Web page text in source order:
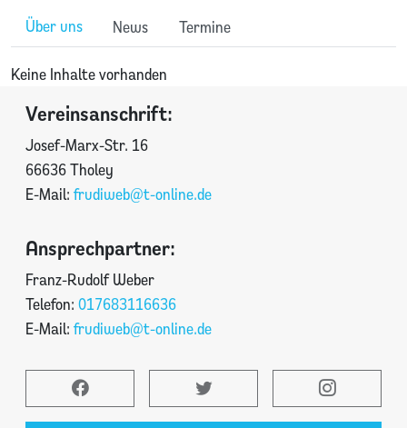
Über uns News Termine
Keine Inhalte vorhanden
Vereinsanschrift:
Josef-Marx-Str. 16
66636 Tholey
E-Mail: frudiweb@t-online.de
Ansprechpartner:
Franz-Rudolf Weber
Telefon: 017683116636
E-Mail: frudiweb@t-online.de